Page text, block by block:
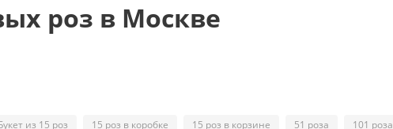
роз в Москве
из 15 роз 15 роз в коробке 15 роз в корзине 51 роза 101 роза